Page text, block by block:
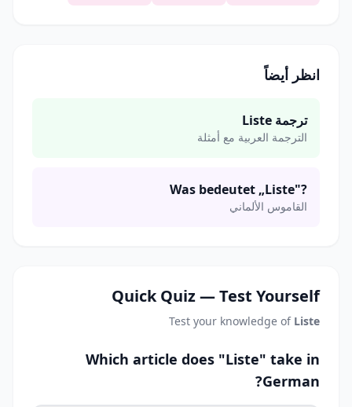
انظر أيضاً
ترجمة Liste
الترجمة العربية مع أمثلة
Was bedeutet „Liste"?
القاموس الألماني
Quick Quiz — Test Yourself
Test your knowledge of Liste
Which article does "Liste" take in
German?